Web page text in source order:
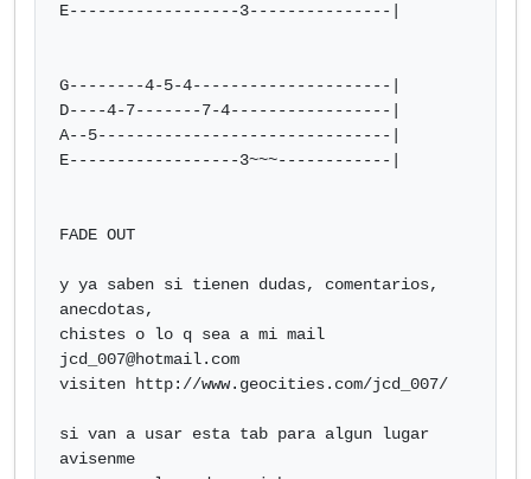
E------------------3---------------|
G--------4-5-4---------------------|
D----4-7-------7-4-----------------|
A--5-------------------------------|
E------------------3~~~------------|
FADE OUT
y ya saben si tienen dudas, comentarios,
anecdotas,
jcd_007@hotmail.com
visiten http://www.geocities.com/jcd_007/
si van a usar esta tab para algun lugar
avisenme